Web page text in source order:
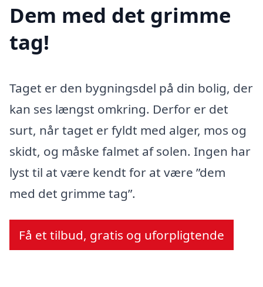
Dem med det grimme
tag!
Taget er den bygningsdel på din bolig, der
kan ses længst omkring. Derfor er det
surt, når taget er fyldt med alger, mos og
skidt, og måske falmet af solen. Ingen har
lyst til at være kendt for at være ”dem
med det grimme tag”.
Få et tilbud, gratis og uforpligtende